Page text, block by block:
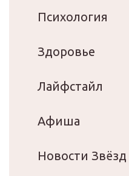
Психология
Здоровье
Лайфстайл
Афиша
Новости Звёзд